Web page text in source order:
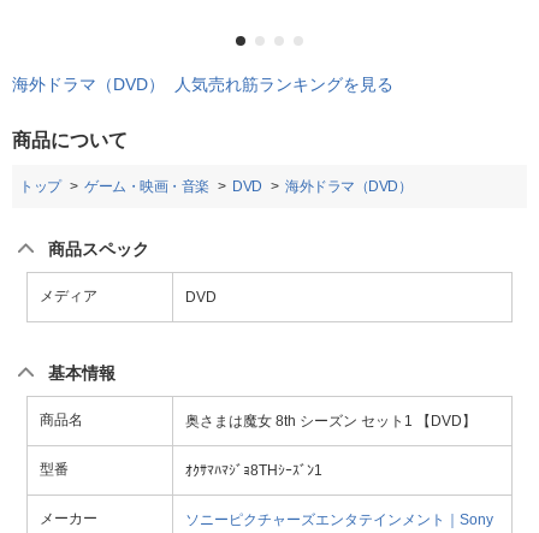
海外ドラマ（DVD） 人気売れ筋ランキングを見る
商品について
トップ ゲーム・映画・音楽 DVD 海外ドラマ（DVD）
商品スペック
メディア DVD
基本情報
商品名 奥さまは魔女 8th シーズン セット1 【DVD】
型番 ｵｸｻﾏﾊﾏｼﾞｮ8THｼｰｽﾞﾝ1
メーカー
ソニーピクチャーズエンタテインメント｜Sony